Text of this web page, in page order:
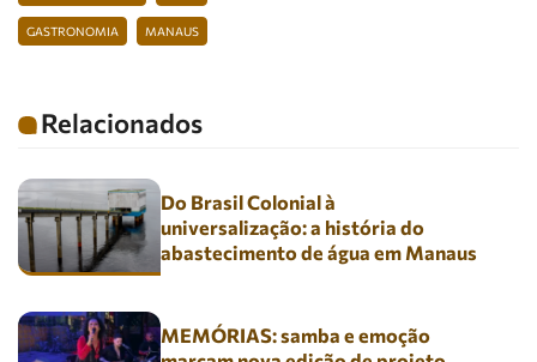
GASTRONOMIA MANAUS
Relacionados
Do Brasil Colonial à
universalização: a história do
abastecimento de água em Manaus
MEMÓRIAS: samba e emoção